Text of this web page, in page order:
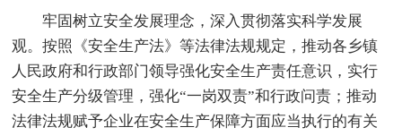
牢固树立安全发展理念，深入贯彻落实科学发展
观。按照《安全生产法》等法律法规规定，推动各乡镇
人民政府和行政部门领导强化安全生产责任意识，实行
安全生产分级管理，强化“一岗双责”和行政问责；推动
法律法规赋予企业在安全生产保障方面应当执行的有关